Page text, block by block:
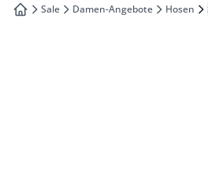
springen
zur Startseite
Sale Damen-Angebote Hosen